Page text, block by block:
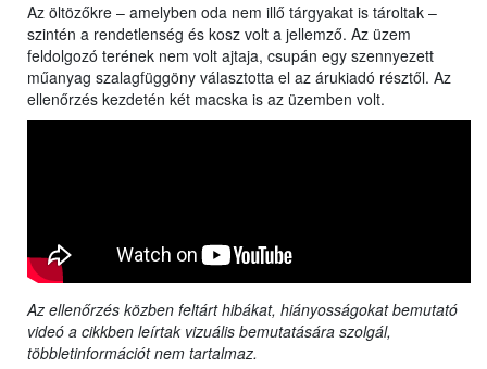
Az öltözőkre – amelyben oda nem illő tárgyakat is tároltak –
szintén a rendetlenség és kosz volt a jellemző. Az üzem
feldolgozó terének nem volt ajtaja, csupán egy szennyezett
műanyag szalagfüggöny választotta el az árukiadó résztől. Az
ellenőrzés kezdetén két macska is az üzemben volt.
Az ellenőrzés közben feltárt hibákat, hiányosságokat bemutató
videó a cikkben leírtak vizuális bemutatására szolgál,
többletinformációt nem tartalmaz.